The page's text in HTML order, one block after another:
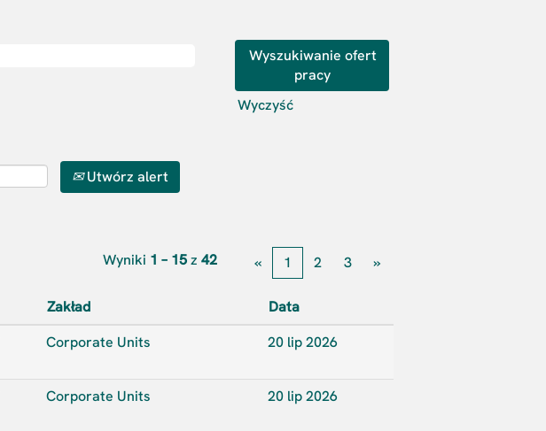
Wyczyść
Utwórz alert
Wyniki 1 – 15z 42 « 1 2 3 »
Zakład
Data
Corporate Units 20 lip 2026
Corporate Units 20 lip 2026